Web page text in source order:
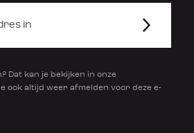
Dat kan je bekijken in onze
ook altijd weer afmelden voor deze e-